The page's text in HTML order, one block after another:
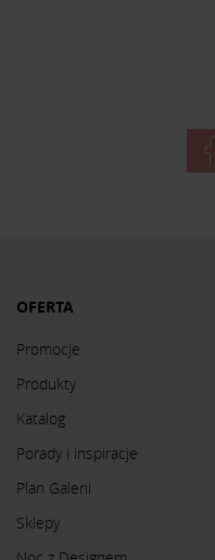
OFERTA
Promocje
Produkty
Katalog
Porady i inspiracje
Plan Galerii
Sklepy